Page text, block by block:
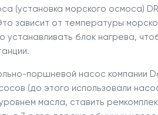
(установка морского осмоса)
от температуры
блок нагрева,
поршневой насос компании
(до этого использовали
масла, ставить